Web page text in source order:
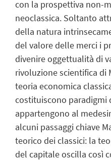
con la prospettiva non-
neoclassica. Soltanto
della natura
del valore delle merci i
divenire oggettualità di
rivoluzione scientifica di
teoria economica
costituiscono paradigmi
appartengono al
alcuni passaggi chiave
teorico dei classici: la
del capitale oscilla così